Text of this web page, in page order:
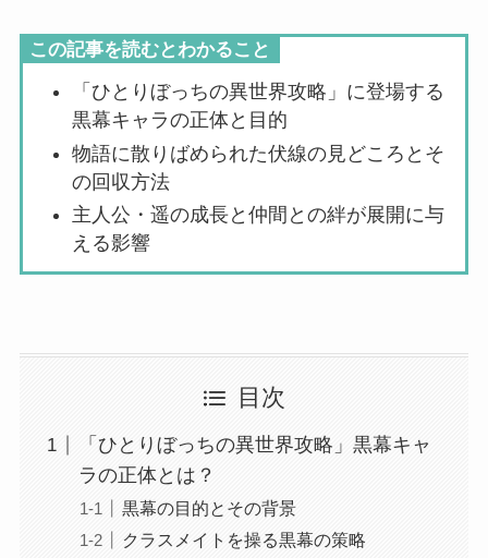
この記事を読むとわかること
「ひとりぼっちの異世界攻略」に登場する
黒幕キャラの正体と目的
物語に散りばめられた伏線の見どころとそ
の回収方法
主人公・遥の成長と仲間との絆が展開に与
える影響
目次
「ひとりぼっちの異世界攻略」黒幕キャ
ラの正体とは？
黒幕の目的とその背景
クラスメイトを操る黒幕の策略